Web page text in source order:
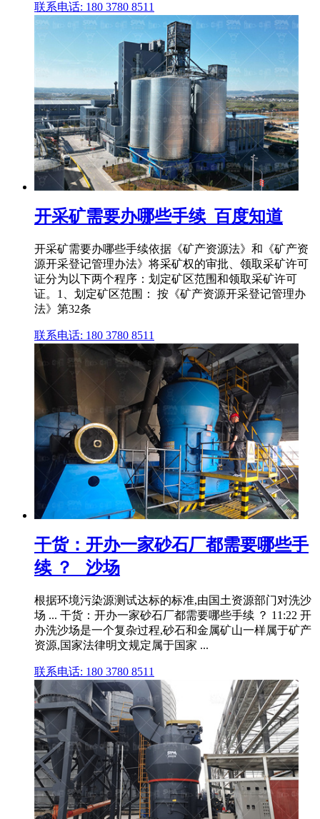
联系电话: 180 3780 8511
开采矿需要办哪些手续_百度知道
开采矿需要办哪些手续依据《矿产资源法》和《矿产资
源开采登记管理办法》将采矿权的审批、领取采矿许可
证分为以下两个程序：划定矿区范围和领取采矿许可
证。1、划定矿区范围： 按《矿产资源开采登记管理办
法》第32条
联系电话: 180 3780 8511
干货：开办一家砂石厂都需要哪些手
续 ？ _沙场
根据环境污染源测试达标的标准,由国土资源部门对洗沙
场 ... 干货：开办一家砂石厂都需要哪些手续 ？ 11:22 开
办洗沙场是一个复杂过程,砂石和金属矿山一样属于矿产
资源,国家法律明文规定属于国家 ...
联系电话: 180 3780 8511